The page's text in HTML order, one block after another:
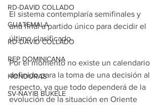
RD-DAVID COLLADO
GUATEMALA
RD-DAVID COLLADO
REP DOMINICANA
HONDURAS
SV-NAYIB BUKELE
El sistema contemplaría semifinales y
una final a partido único para decidir el
último clasificado.
Por el momento no existe un calendario
definido para la toma de una decisión al
respecto, ya que todo dependerá de la
evolución de la situación en Oriente